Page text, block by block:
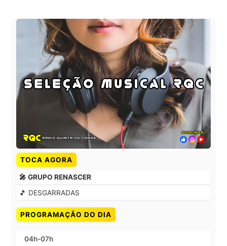
TOCA AGORA
🎤 GRUPO RENASCER
🎵 DESGARRADAS
PROGRAMAÇÃO DO DIA
04h-07h